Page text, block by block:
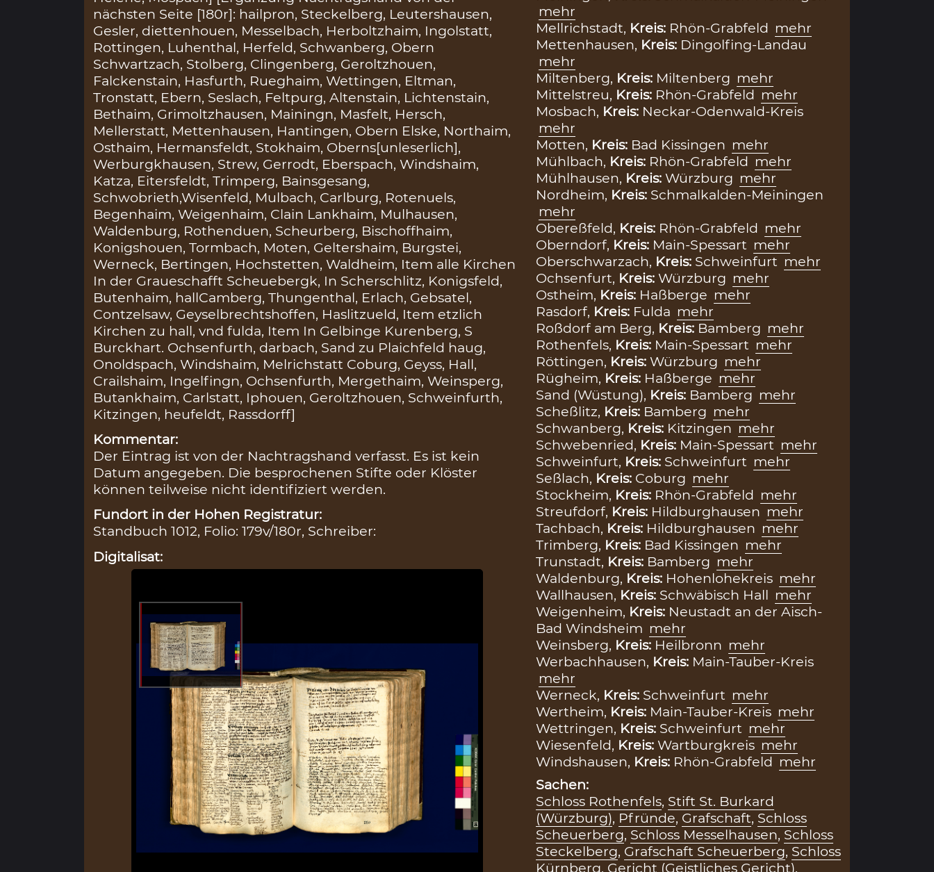
nächsten Seite [180r]: hailpron, Steckelberg, Leutershausen,
Gesler, diettenhouen, Messelbach, Herboltzhaim, Ingolstatt,
Rottingen, Luhenthal, Herfeld, Schwanberg, Obern
Schwartzach, Stolberg, Clingenberg, Geroltzhouen,
Falckenstain, Hasfurth, Rueghaim, Wettingen, Eltman,
Tronstatt, Ebern, Seslach, Feltpurg, Altenstain, Lichtenstain,
Bethaim, Grimoltzhausen, Mainingn, Masfelt, Hersch,
Mellerstatt, Mettenhausen, Hantingen, Obern Elske, Northaim,
Osthaim, Hermansfeldt, Stokhaim, Oberns[unleserlich],
Werburgkhausen, Strew, Gerrodt, Eberspach, Windshaim,
Katza, Eitersfeldt, Trimperg, Bainsgesang,
Schwobrieth,Wisenfeld, Mulbach, Carlburg, Rotenuels,
Begenhaim, Weigenhaim, Clain Lankhaim, Mulhausen,
Waldenburg, Rothenduen, Scheurberg, Bischoffhaim,
Konigshouen, Tormbach, Moten, Geltershaim, Burgstei,
Werneck, Bertingen, Hochstetten, Waldheim, Item alle Kirchen
In der Graueschafft Scheuebergk, In Scherschlitz, Konigsfeld,
Butenhaim, hallCamberg, Thungenthal, Erlach, Gebsatel,
Contzelsaw, Geyselbrechtshoffen, Haslitzueld, Item etzlich
Kirchen zu hall, vnd fulda, Item In Gelbinge Kurenberg, S
Burckhart. Ochsenfurth, darbach, Sand zu Plaichfeld haug,
Onoldspach, Windshaim, Melrichstatt Coburg, Geyss, Hall,
Crailshaim, Ingelfingn, Ochsenfurth, Mergethaim, Weinsperg,
Butankhaim, Carlstatt, Iphouen, Geroltzhouen, Schweinfurth,
Kitzingen, heufeldt, Rassdorff]
Kommentar:
Der Eintrag ist von der Nachtragshand verfasst. Es ist kein
Datum angegeben. Die besprochenen Stifte oder Klöster
können teilweise nicht identifiziert werden.
Fundort in der Hohen Registratur:
Standbuch 1012, Folio: 179v/180r, Schreiber:
Digitalisat:
mehr
Mellrichstadt, Kreis: Rhön-Grabfeld mehr
Mettenhausen, Kreis: Dingolfing-Landau
mehr
Miltenberg, Kreis: Miltenberg mehr
Mittelstreu, Kreis: Rhön-Grabfeld mehr
Mosbach, Kreis: Neckar-Odenwald-Kreis
mehr
Motten, Kreis: Bad Kissingen mehr
Mühlbach, Kreis: Rhön-Grabfeld mehr
Mühlhausen, Kreis: Würzburg mehr
Nordheim, Kreis: Schmalkalden-Meiningen
mehr
Obereßfeld, Kreis: Rhön-Grabfeld mehr
Oberndorf, Kreis: Main-Spessart mehr
Oberschwarzach, Kreis: Schweinfurt mehr
Ochsenfurt, Kreis: Würzburg mehr
Ostheim, Kreis: Haßberge mehr
Rasdorf, Kreis: Fulda mehr
Roßdorf am Berg, Kreis: Bamberg mehr
Rothenfels, Kreis: Main-Spessart mehr
Röttingen, Kreis: Würzburg mehr
Rügheim, Kreis: Haßberge mehr
Sand (Wüstung), Kreis: Bamberg mehr
Scheßlitz, Kreis: Bamberg mehr
Schwanberg, Kreis: Kitzingen mehr
Schwebenried, Kreis: Main-Spessart mehr
Schweinfurt, Kreis: Schweinfurt mehr
Seßlach, Kreis: Coburg mehr
Stockheim, Kreis: Rhön-Grabfeld mehr
Streufdorf, Kreis: Hildburghausen mehr
Tachbach, Kreis: Hildburghausen mehr
Trimberg, Kreis: Bad Kissingen mehr
Trunstadt, Kreis: Bamberg mehr
Waldenburg, Kreis: Hohenlohekreis mehr
Wallhausen, Kreis: Schwäbisch Hall mehr
Weigenheim, Kreis: Neustadt an der Aisch-
Bad Windsheim mehr
Weinsberg, Kreis: Heilbronn mehr
Werbachhausen, Kreis: Main-Tauber-Kreis
mehr
Werneck, Kreis: Schweinfurt mehr
Wertheim, Kreis: Main-Tauber-Kreis mehr
Wettringen, Kreis: Schweinfurt mehr
Wiesenfeld, Kreis: Wartburgkreis mehr
Windshausen, Kreis: Rhön-Grabfeld mehr
Sachen:
Schloss Rothenfels, Stift St. Burkard
(Würzburg), Pfründe, Grafschaft, Schloss
Scheuerberg, Schloss Messelhausen, Schloss
Steckelberg, Grafschaft Scheuerberg, Schloss
Kürnberg, Gericht (Geistliches Gericht),